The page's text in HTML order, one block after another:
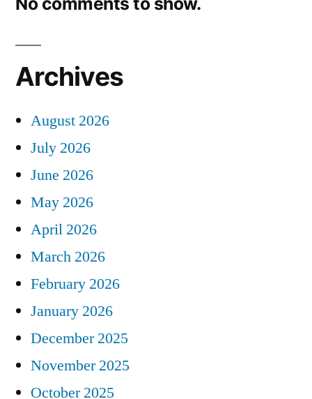
Archives
August 2026
July 2026
June 2026
May 2026
April 2026
March 2026
February 2026
January 2026
December 2025
November 2025
October 2025